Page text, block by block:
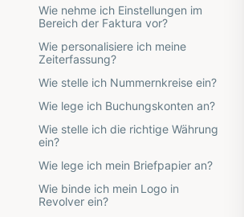
Wie nehme ich Einstellungen im
Bereich der Faktura vor?
Wie personalisiere ich meine
Zeiterfassung?
Wie stelle ich Nummernkreise ein?
Wie lege ich Buchungskonten an?
Wie stelle ich die richtige Währung
ein?
Wie lege ich mein Briefpapier an?
Wie binde ich mein Logo in
Revolver ein?